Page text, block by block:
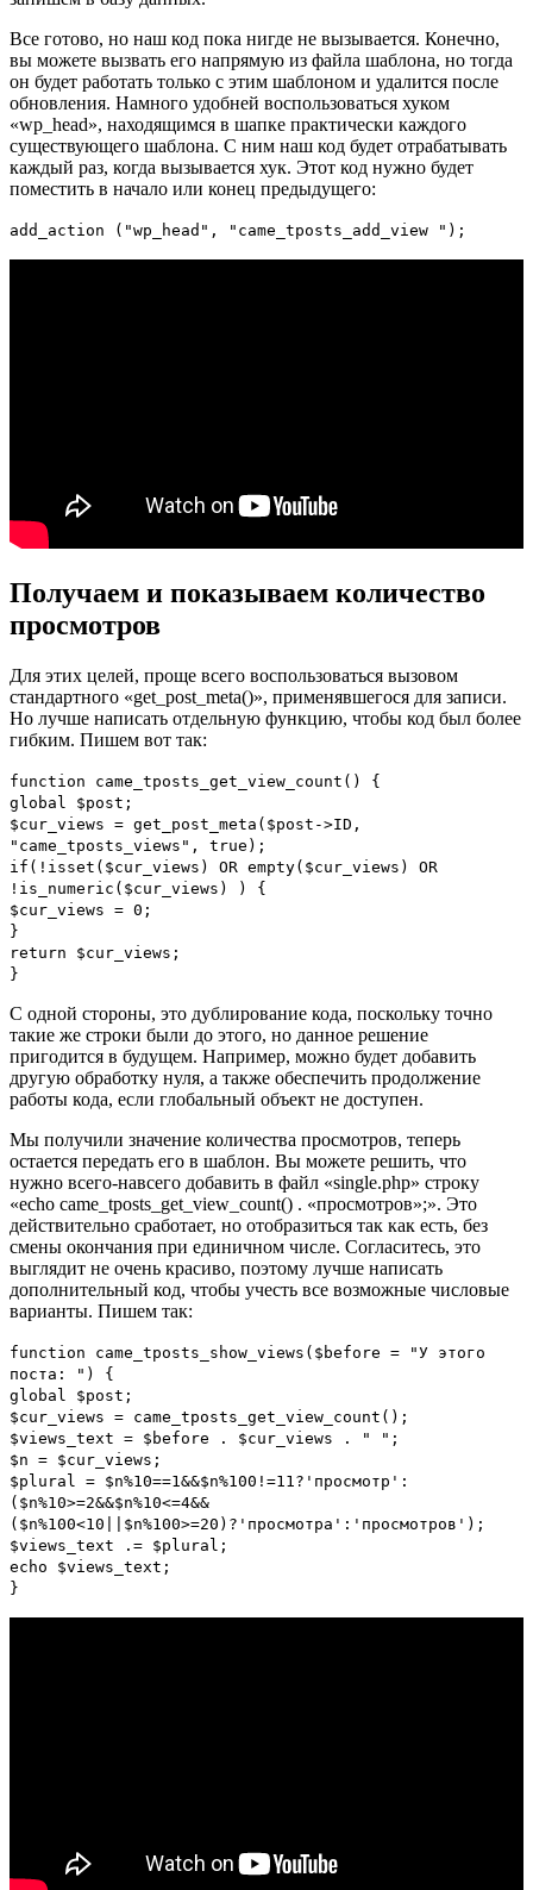
Все готово, но наш код пока нигде не вызывается. Конечно,
вы можете вызвать его напрямую из файла шаблона, но тогда
он будет работать только с этим шаблоном и удалится после
обновления. Намного удобней воспользоваться хуком
«wp_head», находящимся в шапке практически каждого
существующего шаблона. С ним наш код будет отрабатывать
каждый раз, когда вызывается хук. Этот код нужно будет
поместить в начало или конец предыдущего:
add_action ( "wp_head" , "came_tposts_add_view " );
Получаем и показываем количество
просмотров
Для этих целей, проще всего воспользоваться вызовом
стандартного «get_post_meta()», применявшегося для записи.
Но лучше написать отдельную функцию, чтобы код был более
гибким. Пишем вот так:
function came_tposts_get_view_count ()
{
global $post ;
$cur_views = get_post_meta ( $post ->ID ,
"came_tposts_views" , true );
if (! isset ( $cur_views ) OR empty( $cur_views )
OR
! is_numeric ( $cur_views ) )
{
$cur_views = 0 ;
}
return $cur_views ;
}
С одной стороны, это дублирование кода, поскольку точно
такие же строки были до этого, но данное решение
пригодится в будущем. Например, можно будет добавить
другую обработку нуля, а также обеспечить продолжение
работы кода, если глобальный объект не доступен.
Мы получили значение количества просмотров, теперь
остается передать его в шаблон. Вы можете решить, что
нужно всего-навсего добавить в файл «single.php» строку
«echo came_tposts_get_view_count() . «просмотров»;». Это
действительно сработает, но отобразиться так как есть, без
смены окончания при единичном числе. Согласитесь, это
выглядит не очень красиво, поэтому лучше написать
дополнительный код, чтобы учесть все возможные числовые
варианты. Пишем так:
function came_tposts_show_views ( $before =
"У этого
поста: " )
{
global $post ;
$cur_views = came_tposts_get_view_count ();
$views_text = $before . $cur_views . " " ;
$n = $cur_views ;
$plural = $n%10==1&&$n%100 !=11? 'просмотр' :
( $n%10>=2&&$n%10<=4&&
( $n%100<10 $n%100>=20 )? 'просмотра' : 'просмотров' );
$views_text
.= $plural ;
echo $views_text ;
}